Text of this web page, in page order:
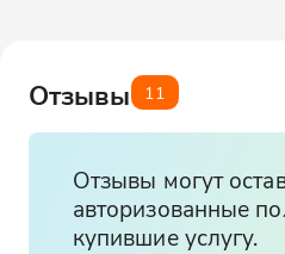
Отзывы 11
Отзывы могут
авторизованные
купившие услугу.